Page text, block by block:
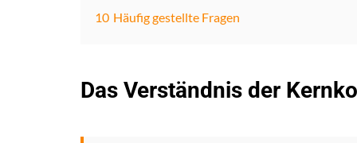
10 Häufig gestellte Fragen
Das Verständnis der